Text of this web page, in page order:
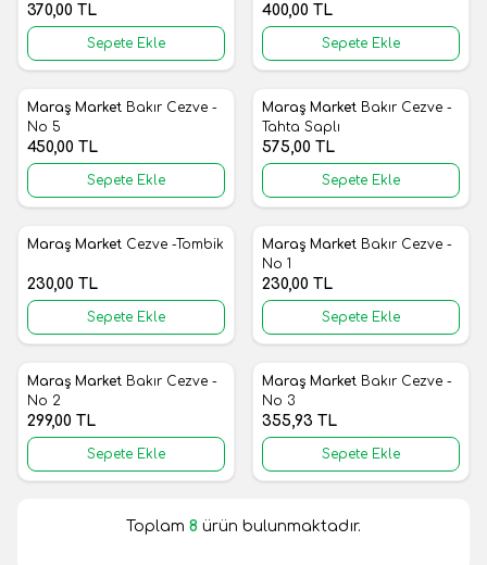
370,00 TL
Sepete Ekle
400,00 TL
Sepete Ekle
Yeni
Favorilere Ekle
Maraş Market Bakır Cezve -
No 5
450,00 TL
Sepete Ekle
Yeni
Favorilere Ekle
Maraş Market Bakır Cezve -
Tahta Saplı
575,00 TL
Sepete Ekle
Yeni
Maraş Market Cezve -Tombik
230,00 TL
Sepete Ekle
Yeni
Favorilere Ekle
Maraş Market Bakır Cezve -
No 1
230,00 TL
Sepete Ekle
Yeni
Favorilere Ekle
Maraş Market Bakır Cezve -
No 2
299,00 TL
Sepete Ekle
Yeni
Favorilere Ekle
Maraş Market Bakır Cezve -
No 3
355,93 TL
Sepete Ekle
Toplam 8 ürün bulunmaktadır.